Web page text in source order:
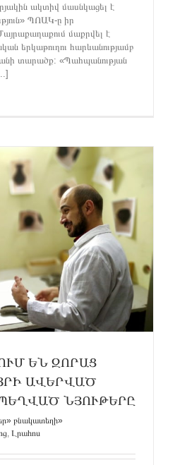
ակտիվ մասնկացել է
ՊՈԱԿ-ը իր
մաքրվել է
երկաթուղու հարևանությամբ
տարածք: «Պահպանության
ԵՆ ԶՈՐԱՑ
ԱՎԵՐՎԱԾ
ՆՅՈՒԹԵՐԸ
բնակատեղի»
Լրահոս